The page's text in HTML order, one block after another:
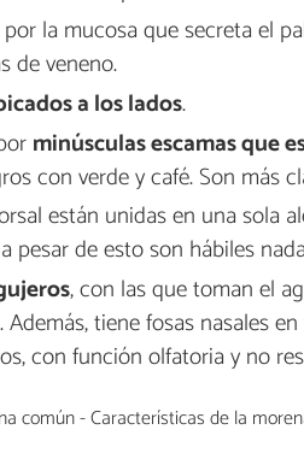
por la mucosa que secreta el
de veneno.
a los lados.
minúsculas escamas que
con verde y café. Son más
están unidas en una sola
pesar de esto son hábiles
, con las que toman el
tiene fosas nasales
con función olfatoria y no